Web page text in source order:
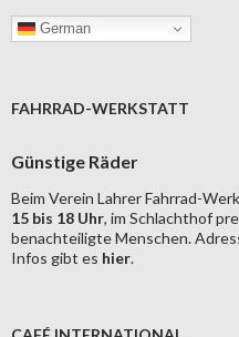
German
FAHRRAD-WERKSTATT
Günstige Räder
Beim Verein Lahrer Fahrrad-
15 bis 18 Uhr, im Schlachthof
benachteiligte Menschen.
Infos gibt es hier.